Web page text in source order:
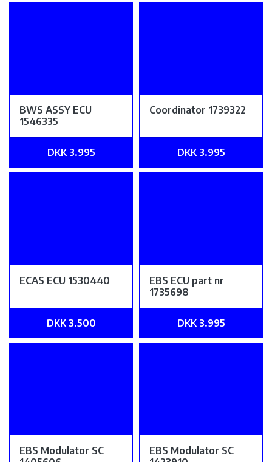
BWS ASSY ECU
1546335
DKK 3.995
Coordinator 1739322
DKK 3.995
ECAS ECU 1530440
DKK 3.500
EBS ECU part nr
1735698
DKK 3.995
EBS Modulator SC
EBS Modulator SC